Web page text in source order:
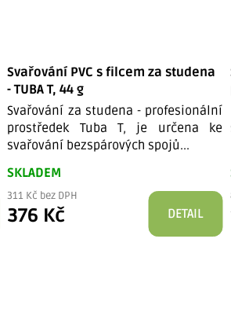
Svařování PVC s filcem za studena
- TUBA T, 44 g
Svařování za studena - profesionální
prostředek Tuba T, je určena ke
svařování bezspárových spojů...
SKLADEM
311 Kč bez DPH
376 Kč DETAIL